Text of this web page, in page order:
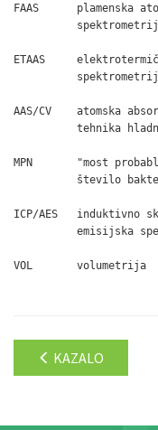
FAAS      plamenska
ETAAS
AAS/CV    atomska
tehnika
MPN       "most
število
ICP/AES   induktivno
emisijska
VOL       volumetrija
KAZALO